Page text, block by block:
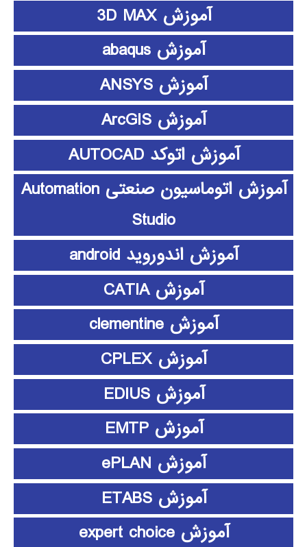
آموزش 3D MAX
آموزش abaqus
آموزش ANSYS
آموزش ArcGIS
آموزش اتوکد AUTOCAD
آموزش اتوماسیون صنعتی Automation
Studio
آموزش اندوروید android
آموزش CATIA
آموزش clementine
آموزش CPLEX
آموزش EDIUS
آموزش EMTP
آموزش ePLAN
آموزش ETABS
آموزش expert choice